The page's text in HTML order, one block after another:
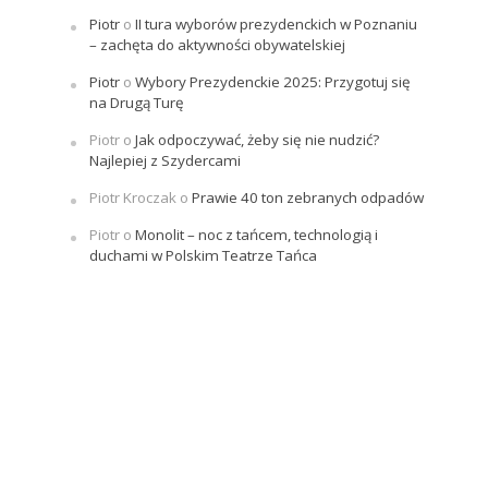
Piotro II tura wyborów prezydenckich w Poznaniu
– zachęta do aktywności obywatelskiej
Piotro Wybory Prezydenckie 2025: Przygotuj się
na Drugą Turę
Piotro Jak odpoczywać, żeby się nie nudzić?
Najlepiej z Szydercami
Piotr Kroczako Prawie 40 ton zebranych odpadów
Piotro Monolit – noc z tańcem, technologią i
duchami w Polskim Teatrze Tańca